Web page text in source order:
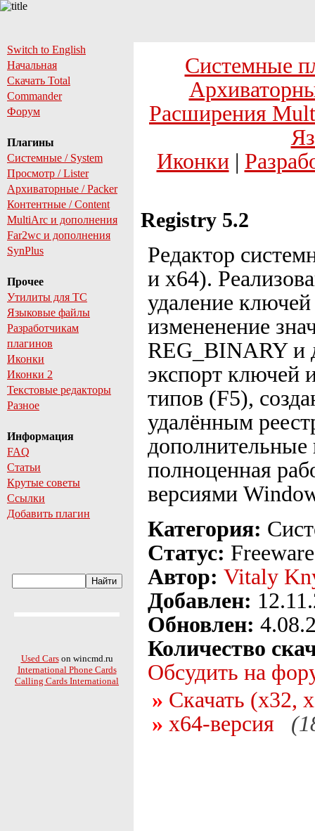
Switch to English
Начальная
Скачать Total
Commander
Форум
Плагины
Системные / System
Просмотр / Lister
Архиваторные / Packer
Контентные / Content
MultiArc и дополнения
Far2wc и дополнения
SynPlus
Прочее
Утилиты для TC
Языковые файлы
Разработчикам
плагинов
Иконки
Иконки 2
Текстовые редакторы
Разное
Информация
FAQ
Статьи
Крутые советы
Ссылки
Добавить плагин
Used Carson wincmd.ru
International Phone Cards
Calling Cards International
Системные
Расширения
Иконки|
Registry 5.2
Редактор
и x64).
удаление ключей
измененение
REG_BINARY и
экспорт ключей
типов (F5),
удалённым
полноценная
версиями
Категория:
Статус: Freeware
Автор: Vitaly
Добавлен:
Обновлен:
Количество
Обсудить на
Скачать (x32,
x64-версия